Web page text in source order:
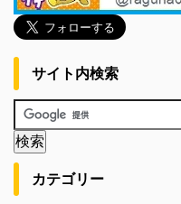
サイト内検索
カテゴリー